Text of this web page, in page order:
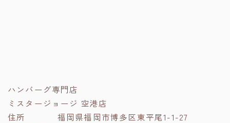
ハンバーグ専門店
ミスタージョージ 空港店
住所 福岡県福岡市博多区東平尾1-1-27